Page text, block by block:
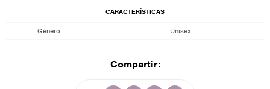
CARACTERÍSTICAS
Género Unisex
Compartir: